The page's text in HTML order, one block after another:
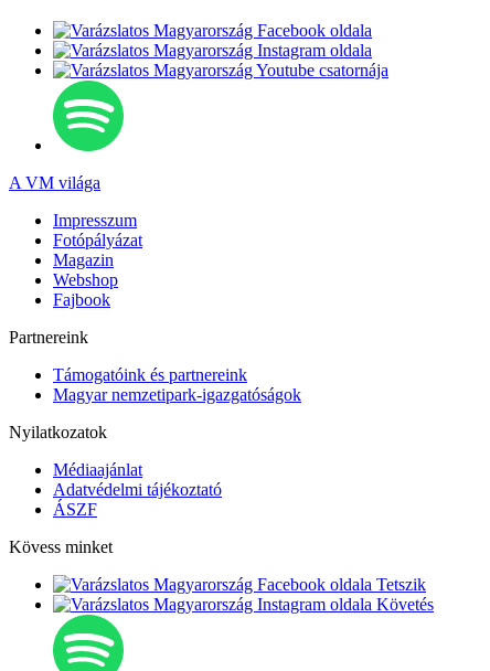
A VM világa
Impresszum
Fotópályázat
Magazin
Webshop
Fajbook
Partnereink
Támogatóink és partnereink
Magyar nemzetipark-igazgatóságok
Nyilatkozatok
Médiaajánlat
Adatvédelmi tájékoztató
ÁSZF
Kövess minket
Tetszik
Követés